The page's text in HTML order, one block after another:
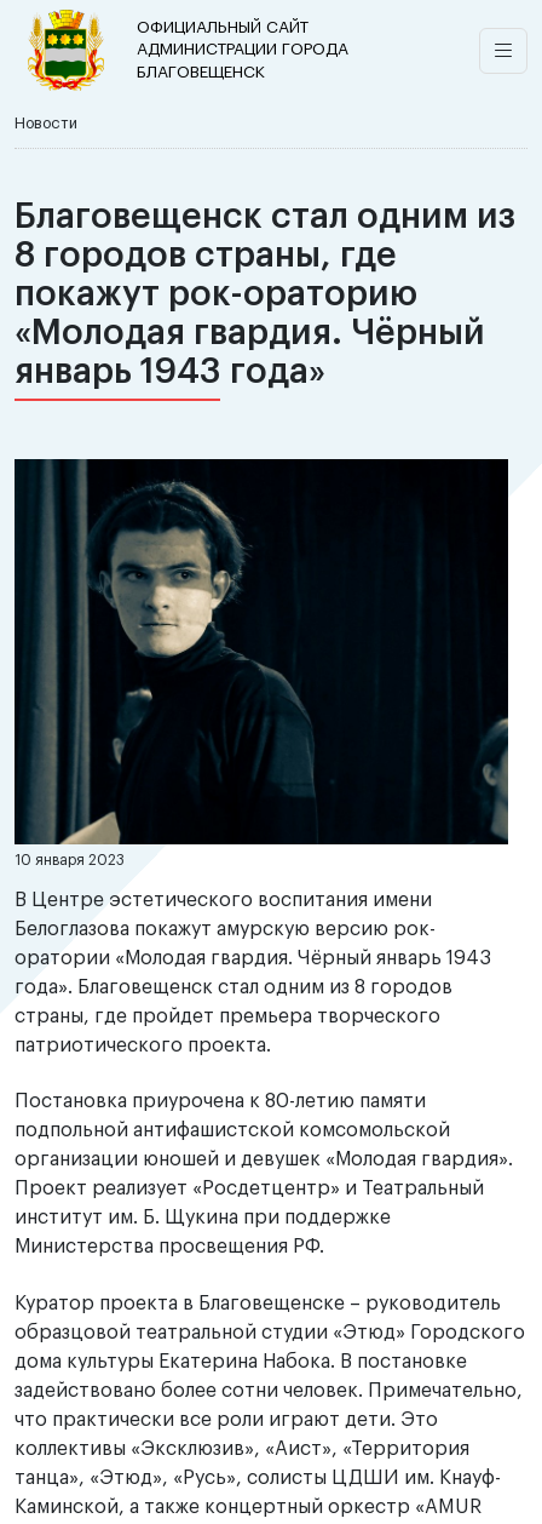
ОФИЦИАЛЬНЫЙ САЙТ
АДМИНИСТРАЦИИ ГОРОДА
БЛАГОВЕЩЕНСК
Новости
Благовещенск стал одним из
8 городов страны, где
покажут рок-ораторию
«Молодая гвардия. Чёрный
январь 1943 года»
10 января 2023
В Центре эстетического воспитания имени
Белоглазова покажут амурскую версию рок-
оратории «Молодая гвардия. Чёрный январь 1943
года». Благовещенск стал одним из 8 городов
страны, где пройдет премьера творческого
патриотического проекта.
Постановка приурочена к 80-летию памяти
подпольной антифашистской комсомольской
организации юношей и девушек «Молодая гвардия».
Проект реализует «Росдетцентр» и Театральный
институт им. Б. Щукина при поддержке
Министерства просвещения РФ.
Куратор проекта в Благовещенске – руководитель
образцовой театральной студии «Этюд» Городского
дома культуры Екатерина Набока. В постановке
задействовано более сотни человек. Примечательно,
что практически все роли играют дети. Это
коллективы «Эксклюзив», «Аист», «Территория
танца», «Этюд», «Русь», солисты ЦДШИ им. Кнауф-
Каминской, а также концертный оркестр «AMUR